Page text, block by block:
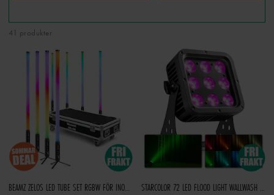
41 produkter
BEAMZ ZELOS LED TUBE SET RGBW FÖR INOMHUS- OCH UTOMHUSBRUK, SET MED 8 STARCOLOR 72 LED FLOOD LIGHT WALLWASH 9X 8W IP65 RGBW